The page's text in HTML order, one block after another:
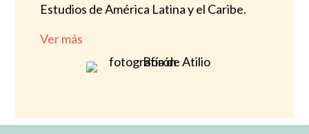
Estudios de América Latina y el Caribe.
Ver más